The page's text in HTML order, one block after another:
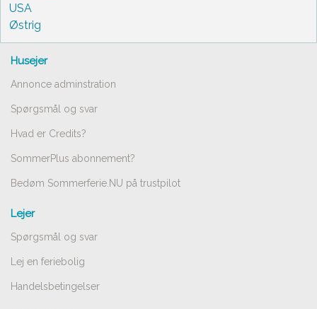
USA
Østrig
Husejer
Annonce adminstration
Spørgsmål og svar
Hvad er Credits?
SommerPlus abonnement?
Bedøm Sommerferie.NU på trustpilot
Lejer
Spørgsmål og svar
Lej en feriebolig
Handelsbetingelser